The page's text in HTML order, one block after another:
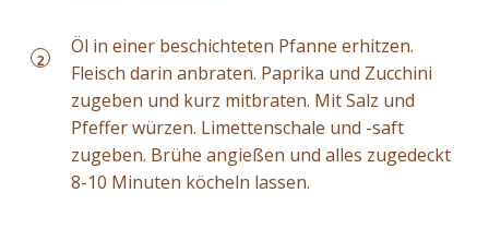
2
Öl in einer beschichteten Pfanne erhitzen.
Fleisch darin anbraten. Paprika und Zucchini
zugeben und kurz mitbraten. Mit Salz und
Pfeffer würzen. Limettenschale und -saft
zugeben. Brühe angießen und alles zugedeckt
8-10 Minuten köcheln lassen.